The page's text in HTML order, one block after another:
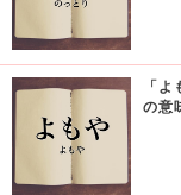
「
の意